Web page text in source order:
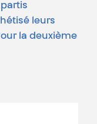
leurs
la deuxième